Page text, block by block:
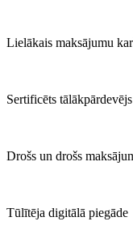
Lielākais maksājumu
Sertificēts tālākpārdevējs
Drošs un drošs
Tūlītēja digitālā piegāde